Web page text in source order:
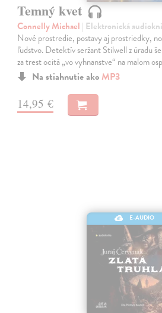
Temný kvet
Connelly Michael | Elektronická
Nové prostredie, postavy aj prostriedky,
ľudstvo. Detektív seržant Stilwell z úradu
za trest ocitá „vo vyhnanstve“ na malom
Na stiahnutie ako MP3
14,95 €
E-AUDIO